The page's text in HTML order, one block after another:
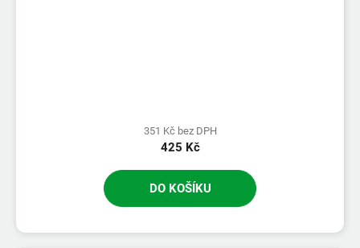
351 Kč bez DPH
425 Kč
DO KOŠÍKU